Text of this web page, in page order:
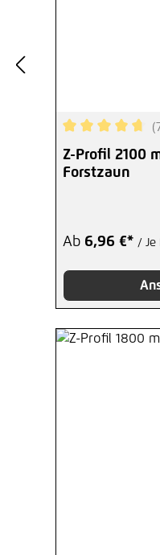
Z-Profil 2100
Forstzaun
Ab 6,96 €* / Je